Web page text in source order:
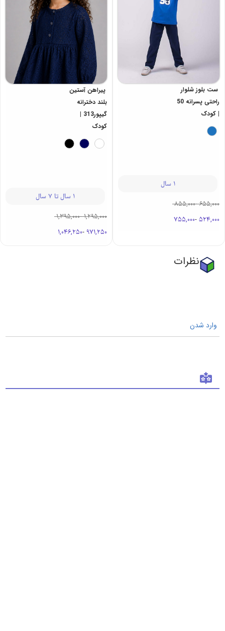
ست بلوز شلوار
راحتی پسرانه 50
| کودک
1 سال
655,000
-
855,000
524,000
-
755,000
پیراهن آستین
بلند دخترانه
گیپور313 |
کودک
1 سال تا 7 سال
1,295,000
-
1,395,000
971,250
-
1,046,250
نظرات
وارد شدن